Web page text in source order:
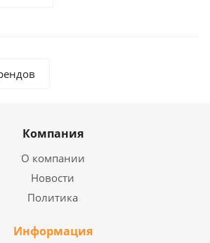
Компания
О компании
Новости
Политика
Информация